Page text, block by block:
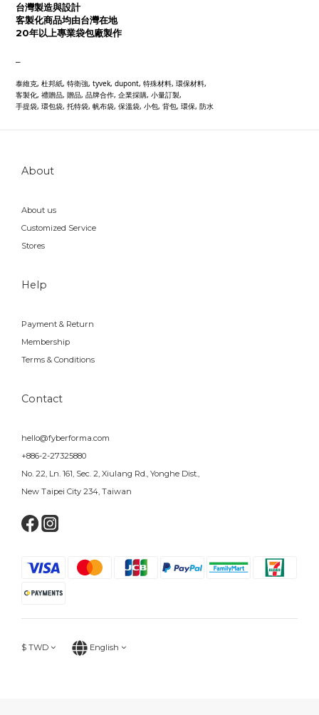
台灣製造與設計
客製化商品均由台灣在地
20年以上專業袋包廠製作
泰維克, 杜邦紙, 特衛強, tyvek, dupont, 特殊材料, 環保材料,
客製化, 禮贈品, 贈品, 品牌合作, 企業採購, 小量訂製,
手提袋, 環包袋, 托特袋, 帆布袋, 保溫袋, 小包, 背包, 環保, 防水
About
About us
Customized Service
Stores
Help
Payment & Return
Membership
Terms & Conditions
Contact
hello@fyberforma.com
+886-2-27325880
No. 22, Ln. 161, Sec. 2, Xiulang Rd., Yonghe Dist.,
New Taipei City 234, Taiwan
$ TWD English